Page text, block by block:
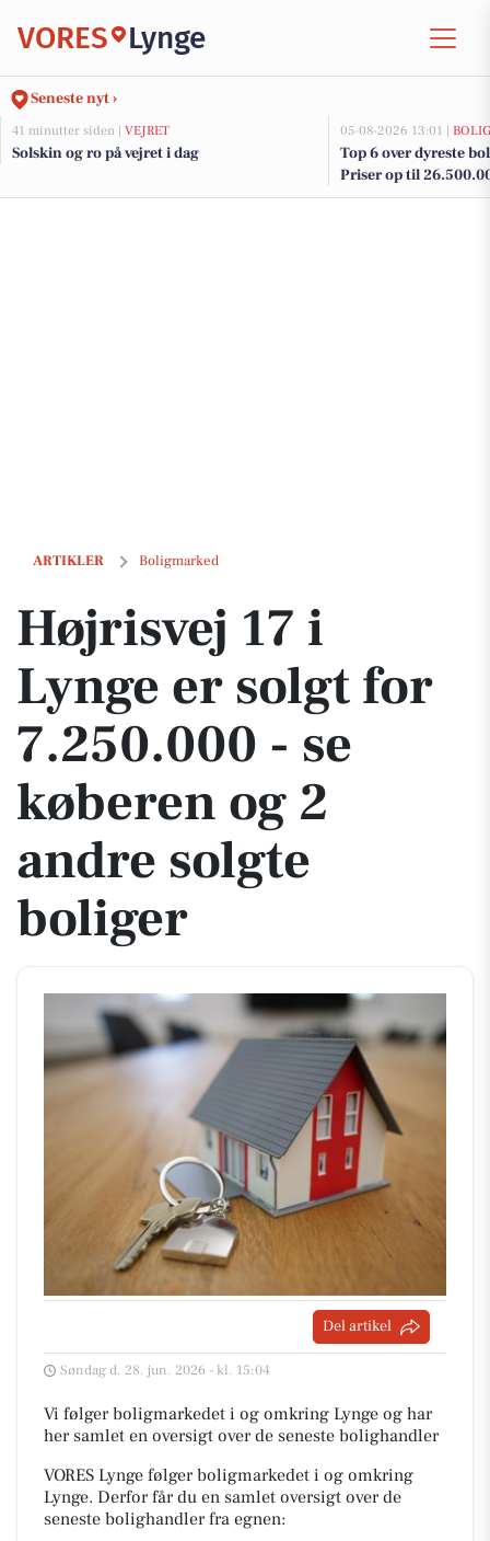
VORES Lynge
Seneste nyt ›
41 minutter siden | VEJRET
Solskin og ro på vejret i dag
05-08-2026 13:01 |
Top 6 over dyreste
Priser op til
ARTIKLER Boligmarked
Højrisvej 17 i Lynge er solgt for 7.250.000 - se køberen og 2 andre
Højrisvej 17 i
Lynge er solgt for
7.250.000 - se
køberen og 2
andre solgte
boliger
Del artikel
Søndag d. 28. jun. 2026 - kl. 15:04
Vi følger boligmarkedet i og omkring Lynge og har
her samlet en oversigt over de seneste bolighandler
VORES Lynge følger boligmarkedet i og omkring
Lynge. Derfor får du en samlet oversigt over de
seneste bolighandler fra egnen: